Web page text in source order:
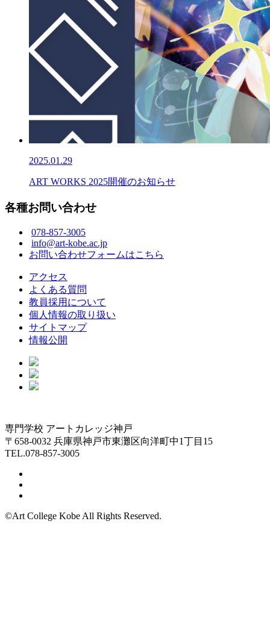
2025.01.29
ART WORKS 2025開催のお知らせ
各種お問い合わせ
078-857-3005
info@art-kobe.ac.jp
お問い合わせフォームはこちら
アクセス
よくある質問
教員採用について
個人情報の取り扱い
サイトマップ
情報公開
専門学校 アートカレッジ神戸
〒658-0032 兵庫県神戸市東灘区向洋町中1丁目15
TEL.078-857-3005
©Art College Kobe All Rights Reserved.